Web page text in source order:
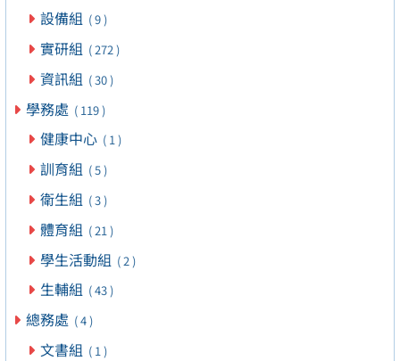
設備組 ( 9 )
實研組 ( 272 )
資訊組 ( 30 )
學務處 ( 119 )
健康中心 ( 1 )
訓育組 ( 5 )
衛生組 ( 3 )
體育組 ( 21 )
學生活動組 ( 2 )
生輔組 ( 43 )
總務處 ( 4 )
文書組 ( 1 )